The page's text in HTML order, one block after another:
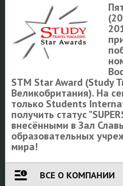
STM Star Award (Study
Великобритания). На
только Students
получить статус
внесёнными в Зал
образовательных
мира!
ВСЕ О КОМПАНИИ